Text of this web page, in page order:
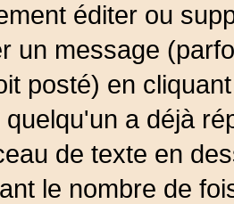
éditer ou
un message
posté) en
a déjà
de texte en
le nombre de